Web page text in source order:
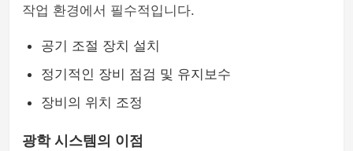
작업 환경에서 필수적입니다.
공기 조절 장치 설치
정기적인 장비 점검 및 유지보수
장비의 위치 조정
광학 시스템의 이점